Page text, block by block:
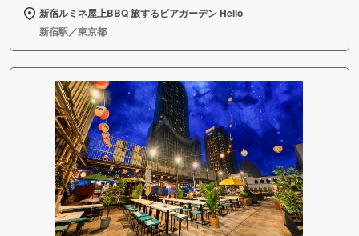
新宿ルミネ屋上BBQ 旅するビアガーデン Hello
新宿駅／東京都